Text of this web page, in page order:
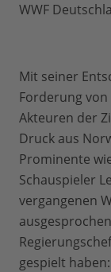
WWF
Mit seiner
Forderung
Akteuren der
Druck aus
Prominente
Schauspieler
vergangenen
gespielt